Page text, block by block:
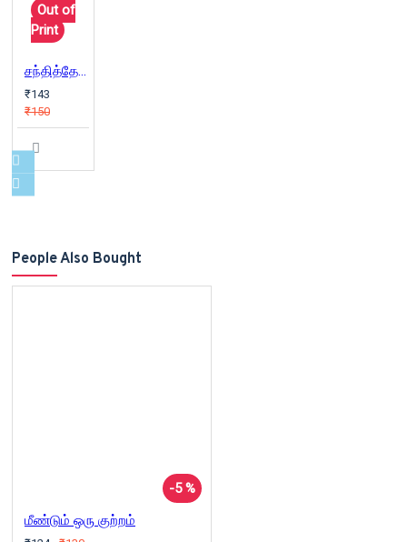
Out of
Print
சந்தித்தேன் சிந்தித்தேன்
₹143
₹150
People Also Bought
-5 %
மீண்டும் ஒரு குற்றம்